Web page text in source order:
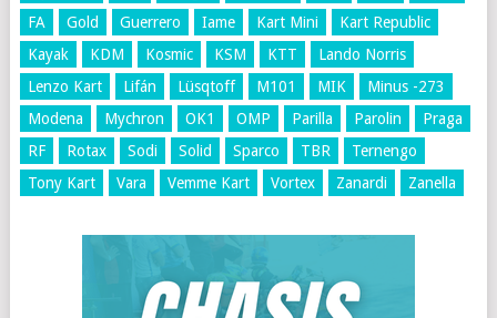
FA
Gold Guerrero Iame Kart Mini
Kart Republic
Kayak
KDM Kosmic KSM KTT
Lando Norris
Lenzo Kart
Lifán Lüsqtoff M101 MIK
Minus -273
Modena
Mychron OK1 OMP Parilla Parolin
Praga
RF
Rotax Sodi Solid Sparco TBR
Ternengo
Tony Kart
Vara Vemme Kart Vortex Zanardi Zanella